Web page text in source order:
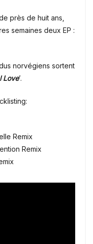
près de huit ans,
semaines deux EP :
norvégiens sortent
Love’.
Remix
Remix